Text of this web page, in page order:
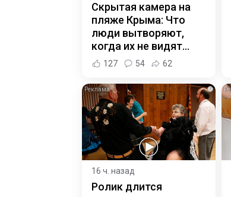
Скрытая камера на
пляже Крыма: Что
люди вытворяют,
когда их не видят...
127 54 62
i
16 ч. назад
Ролик длится